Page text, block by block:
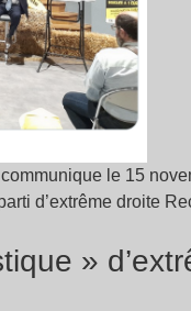
le 15
d’extrême droite
»